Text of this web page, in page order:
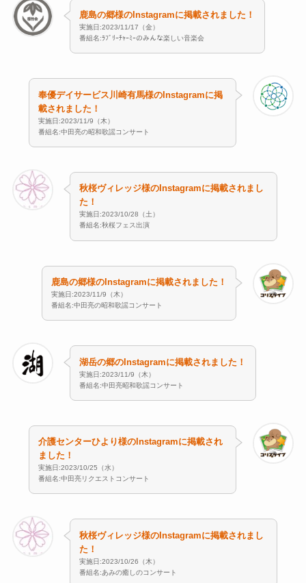
鹿島の郷様のInstagramに掲載されました！
実施日:2023/11/17（金）
番組名:ﾗﾌﾞﾘｰﾁｬｰﾐｰのみんな楽しい音楽会
奉優デイサービス川崎有馬様のInstagramに掲
載されました！
実施日:2023/11/9（木）
番組名:中田亮の昭和歌謡コンサート
秋桜ヴィレッジ様のInstagramに掲載されまし
た！
実施日:2023/10/28（土）
番組名:秋桜フェス出演
鹿島の郷様のInstagramに掲載されました！
実施日:2023/11/9（木）
番組名:中田亮の昭和歌謡コンサート
湖岳の郷のInstagramに掲載されました！
実施日:2023/11/9（木）
番組名:中田亮昭和歌謡コンサート
介護センターひより様のInstagramに掲載され
ました！
実施日:2023/10/25（水）
番組名:中田亮リクエストコンサート
秋桜ヴィレッジ様のInstagramに掲載されまし
た！
実施日:2023/10/26（木）
番組名:あみの癒しのコンサート